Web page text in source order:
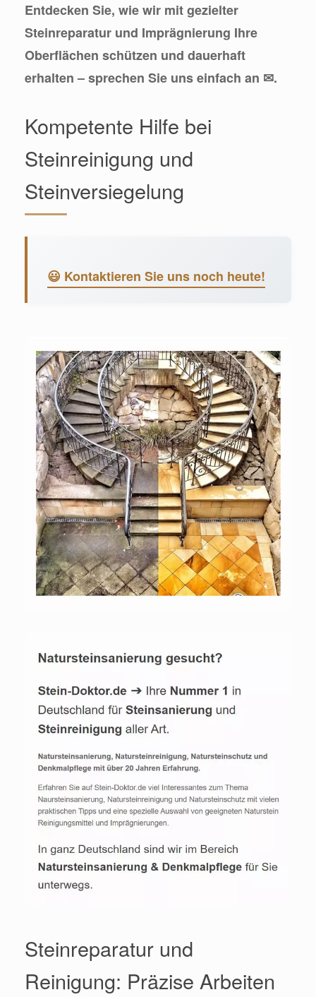
Entdecken Sie, wie wir mit gezielter
Steinreparatur und Imprägnierung Ihre
Oberflächen schützen und dauerhaft
erhalten – sprechen Sie uns einfach an ✉.
Kompetente Hilfe bei
Steinreinigung und
Steinversiegelung
😃 Kontaktieren Sie uns noch heute!
Steinreparatur und
Reinigung: Präzise Arbeiten